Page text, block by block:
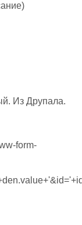
Из Друпала.
form-